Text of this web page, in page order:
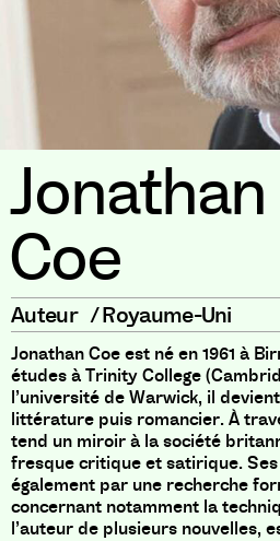
Jonathan
Coe
Auteur /Royaume-Uni
Jonathan Coe est né en 1961 à
études à Trinity College
l’université de Warwick, il
littérature puis romancier. À
tend un miroir à la société
fresque critique et satirique.
également par une recherche
concernant notamment la
l’auteur de plusieurs nouvelles,